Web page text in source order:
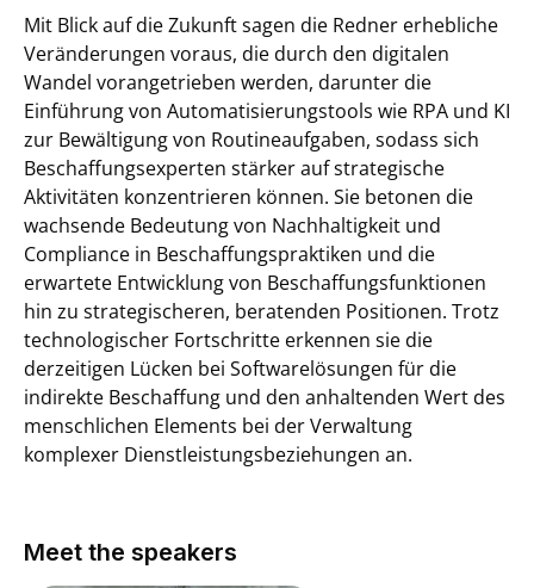
Mit Blick auf die Zukunft sagen die Redner erhebliche
Veränderungen voraus, die durch den digitalen
Wandel vorangetrieben werden, darunter die
Einführung von Automatisierungstools wie RPA und KI
zur Bewältigung von Routineaufgaben, sodass sich
Beschaffungsexperten stärker auf strategische
Aktivitäten konzentrieren können. Sie betonen die
wachsende Bedeutung von Nachhaltigkeit und
Compliance in Beschaffungspraktiken und die
erwartete Entwicklung von Beschaffungsfunktionen
hin zu strategischeren, beratenden Positionen. Trotz
technologischer Fortschritte erkennen sie die
derzeitigen Lücken bei Softwarelösungen für die
indirekte Beschaffung und den anhaltenden Wert des
menschlichen Elements bei der Verwaltung
komplexer Dienstleistungsbeziehungen an.
Meet the speakers